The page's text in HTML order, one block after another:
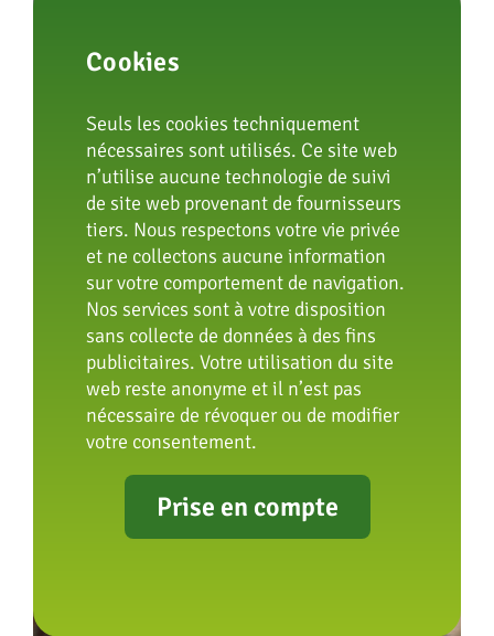
08 Visite de la maison des
animaux exotiques
Cookies
Seuls les cookies techniquement
nécessaires sont utilisés. Ce site web
n’utilise aucune technologie de suivi
de site web provenant de fournisseurs
tiers. Nous respectons votre vie privée
et ne collectons aucune information
sur votre comportement de navigation.
Nos services sont à votre disposition
sans collecte de données à des fins
publicitaires. Votre utilisation du site
web reste anonyme et il n’est pas
nécessaire de révoquer ou de modifier
votre consentement.
Prise en compte